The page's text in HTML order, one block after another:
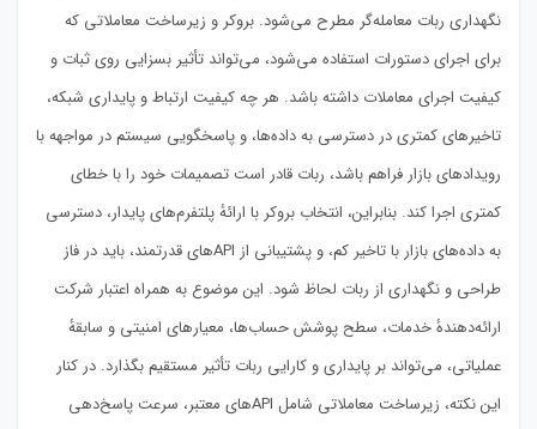
نگهداری ربات معامله‌گر مطرح می‌شود. بروکر و زیرساخت معاملاتی که
برای اجرای دستورات استفاده می‌شود، می‌تواند تأثیر بسزایی روی ثبات و
کیفیت اجرای معاملات داشته باشد. هر چه کیفیت ارتباط و پایداری شبکه،
تاخیرهای کمتری در دسترسی به داده‌ها، و پاسخگویی سیستم در مواجهه با
رویدادهای بازار فراهم باشد، ربات قادر است تصمیمات خود را با خطای
کمتری اجرا کند. بنابراین، انتخاب بروکر با ارائهٔ پلتفرم‌های پایدار، دسترسی
به داده‌های بازار با تاخیر کم، و پشتیبانی از APIهای قدرتمند، باید در فاز
طراحی و نگهداری از ربات لحاظ شود. این موضوع به همراه اعتبار شرکت
ارائه‌دهندهٔ خدمات، سطح پوشش حساب‌ها، معیارهای امنیتی و سابقهٔ
عملیاتی، می‌تواند بر پایداری و کارایی ربات تأثیر مستقیم بگذارد. در کنار
این نکته، زیرساخت معاملاتی شامل APIهای معتبر، سرعت پاسخ‌دهی